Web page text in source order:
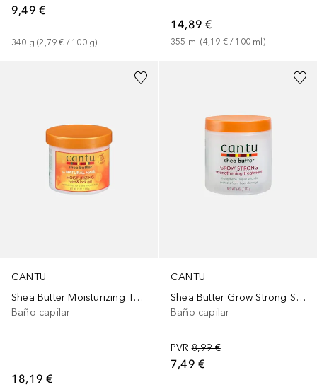
9,49 €
340 g (2,79 € / 100 g)
14,89 €
355 ml (4,19 € / 100 ml )
CANTU
Shea Butter Moisturizing Twist And Lock Gel
Baño capilar
18,19 €
CANTU
Shea Butter Grow Strong Stregthening Treatment
Baño capilar
PVR 8,99 €
7,49 €